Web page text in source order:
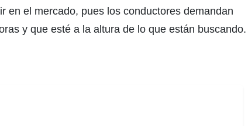
en el mercado, pues los conductores demandan
y que esté a la altura de lo que están buscando.